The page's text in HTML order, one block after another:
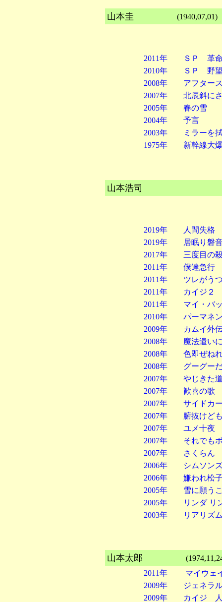
山本圭 (1940,07,01)
2011年 ＳＰ 革
2010年 ＳＰ 野
2008年 アフタース
2007年 北辰斜にさ
2005年 春の雪
2004年 予言
2003年 ミラーを
1975年 新幹線大
山本浩司
2019年 人間失格
2019年 居眠り磐
2017年 三度目の
2011年 僕達急行
2011年 ツレがうつ
2011年 カイジ２
2011年 マイ・バッ
2010年 パーマネン
2009年 カムイ外
2008年 魔法遣いに
2008年 色即ぜねれ
2008年 グーグー
2007年 やじきた
2007年 歓喜の歌
2007年 サイドカ
2007年 腑抜けども
2007年 ユメ十夜
2007年 それでもボ
2007年 さくらん
2006年 シムソン
2006年 嫌われ松子
2005年 雪に願う
2005年 リンダ リ
2003年 リアリズ
山本太郎
(1974,11,24)
2011年 マイウェ
2009年 ジェネラル
2009年 カイジ 人